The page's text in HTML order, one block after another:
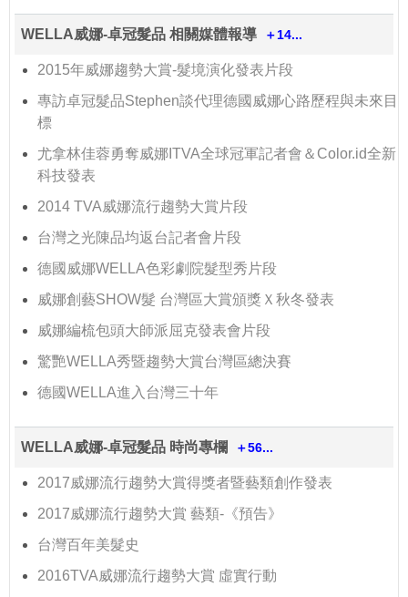
WELLA威娜-卓冠髮品 相關媒體報導 ＋14...
2015年威娜趨勢大賞-髮境演化發表片段
專訪卓冠髮品Stephen談代理德國威娜心路歷程與未來目
標
尤拿林佳蓉勇奪威娜ITVA全球冠軍記者會＆Color.id全新
科技發表
2014 TVA威娜流行趨勢大賞片段
台灣之光陳品均返台記者會片段
德國威娜WELLA色彩劇院髮型秀片段
威娜創藝SHOW髮 台灣區大賞頒獎Ｘ秋冬發表
威娜編梳包頭大師派屈克發表會片段
驚艷WELLA秀暨趨勢大賞台灣區總決賽
德國WELLA進入台灣三十年
WELLA威娜-卓冠髮品 時尚專欄 ＋56...
2017威娜流行趨勢大賞得獎者暨藝類創作發表
2017威娜流行趨勢大賞 藝類-《預告》
台灣百年美髮史
2016TVA威娜流行趨勢大賞 虛實行動